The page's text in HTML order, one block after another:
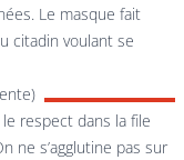
Le masque fait
citadin voulant se
respect dans la file
ne s’agglutine pas sur